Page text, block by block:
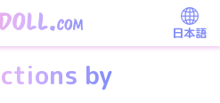
日本語
by